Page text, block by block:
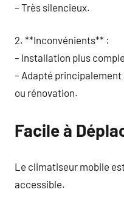
– Très silencieux.
2. **Inconvénients** :
– Installation plus
– Adapté
ou rénovation.
Facile à
Le climatiseur mobile
accessible.